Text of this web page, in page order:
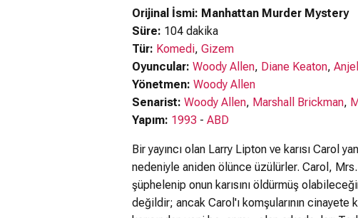
Orijinal İsmi: Manhattan Murder Mystery
Süre: 104 dakika
Tür: Komedi, Gizem
Oyuncular: Woody Allen, Diane Keaton,
Yönetmen: Woody Allen
Senarist: Woody Allen, Marshall Brickman,
Yapım: 1993 - ABD
Bir yayıncı olan Larry Lipton ve karısı Carol
nedeniyle aniden ölünce üzülürler. Carol, Mrs.
şüphelenip onun karısını öldürmüş
değildir; ancak Carol'ı komşularının